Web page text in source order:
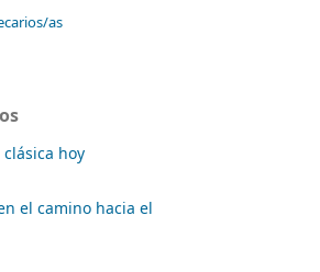
as
hoy
el camino hacia el